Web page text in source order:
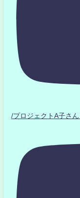
/プロジェクトA子さ